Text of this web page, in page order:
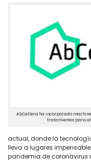
AbCellera ha incorporado
tratamientos para
actual, donde la
lleva a lugares
pandemia de coronavirus